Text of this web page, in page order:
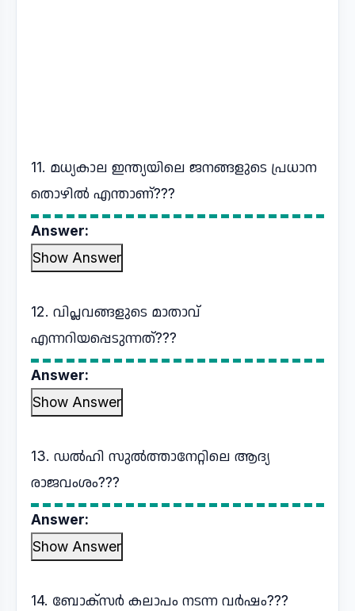
11. മധ്യകാല ഇന്ത്യയിലെ ജനങ്ങളുടെ പ്രധാന
തൊഴിൽ എന്താണ്???
Answer:
Show Answer
12. വിപ്ലവങ്ങളുടെ മാതാവ്
എന്നറിയപ്പെടുന്നത്???
Answer:
Show Answer
13. ഡൽഹി സുൽത്താനേറ്റിലെ ആദ്യ
രാജവംശം???
Answer:
Show Answer
14. ബോക്സർ കലാപം നടന്ന വർഷം???